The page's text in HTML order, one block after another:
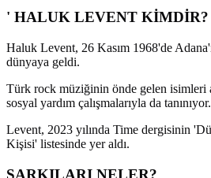
' HALUK LEVENT KİMDİR?
Haluk Levent, 26 Kasım 1968'de
dünyaya geldi.
Türk rock müziğinin önde gelen isimleri
sosyal yardım çalışmalarıyla da tanınıyor.
Levent, 2023 yılında Time dergisinin
Kişisi' listesinde yer aldı.
ŞARKILARI NELER?